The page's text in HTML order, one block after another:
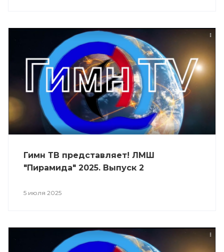
Гимн ТВ представляет! ЛМШ
"Пирамида" 2025. Выпуск 2
5 июля 2025